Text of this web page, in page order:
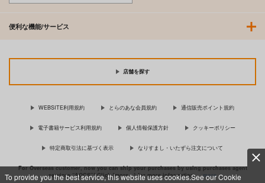
To provide you the best service, this website uses cookies.See our Cookie
便利な機能/サービス
店舗を探す
WEBSITE利用規約 とらのあな会員規約 通信販売ポイント規約
電子書籍サービス利用規約 個人情報保護方針 クッキーポリシー
特定商取引法に基づく表示 なりすまし・いたずら注文について
For Overseas customer, now you can ship your purchases by using purchases agent
services “AOCS”! Click {more…} for more information …more